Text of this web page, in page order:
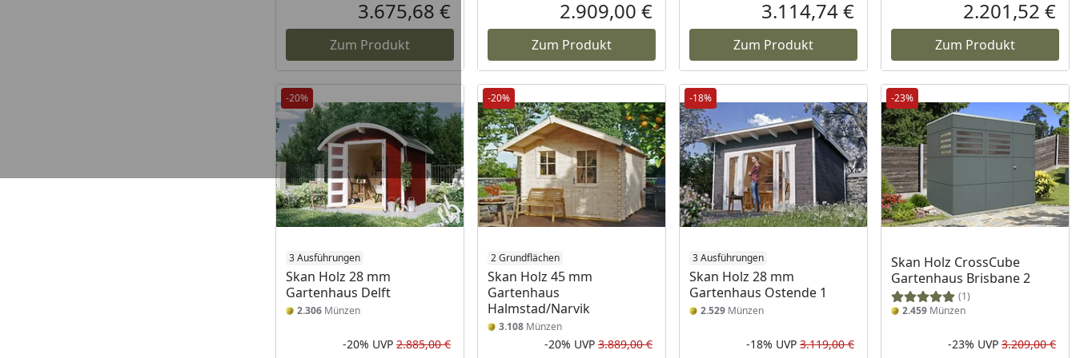
Aktueller Preis
3.675,68 €
Zum Produkt
Aktueller Preis
2.909,00 €
Zum Produkt
Aktueller Preis
3.114,74 €
Zum Produkt
2.201,52 €
Zum Produkt
-20%
3 Ausführungen
Skan Holz 28 mm
Gartenhaus Delft
2.306 Münzen
-20% UVP 2.885,00 €
-20%
2 Grundflächen
Skan Holz 45 mm
Gartenhaus
Halmstad/Narvik
3.108 Münzen
-20% UVP 3.889,00 €
-18%
3 Ausführungen
Skan Holz 28 mm
Gartenhaus Ostende 1
2.529 Münzen
-18% UVP 3.119,00 €
-23%
Skan Holz CrossCube
Gartenhaus Brisbane 2
(1)
2.459 Münzen
-23% UVP 3.209,00 €